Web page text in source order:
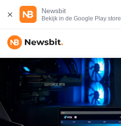
Newsbit
Bekijk in de Google Play store